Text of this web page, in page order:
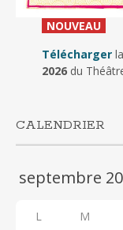
NOUVEAU_
Télécharger
2026du
CALENDRIER
L M